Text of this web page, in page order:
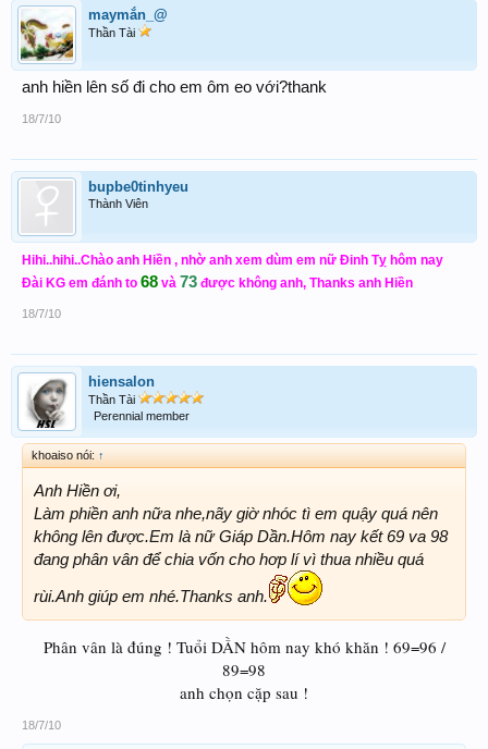
maymắn_@
Thần Tài
anh hiền lên số đi cho em ôm eo với?thank
18/7/10
bupbe0tinhyeu
Thành Viên
Hihi..hihi..Chào anh Hiền , nhờ anh xem dùm em nữ Đinh Tỵ hôm nay
Đài KG em đánh to 68 và 73 được không anh, Thanks anh Hiền
18/7/10
hiensalon
Thần Tài
Perennial member
khoaiso nói: ↑
Anh Hiền ơi,
Làm phiền anh nữa nhe,nãy giờ nhóc tì em quậy quá nên
không lên được.Em là nữ Giáp Dần.Hôm nay kết 69 va 98
đang phân vân để chia vốn cho hơp lí vì thua nhiều quá
rùi.Anh giúp em nhé.Thanks anh.
Phân vân là đúng ! Tuổi DẦN hôm nay khó khăn ! 69=96 /
89=98
anh chọn cặp sau !
18/7/10